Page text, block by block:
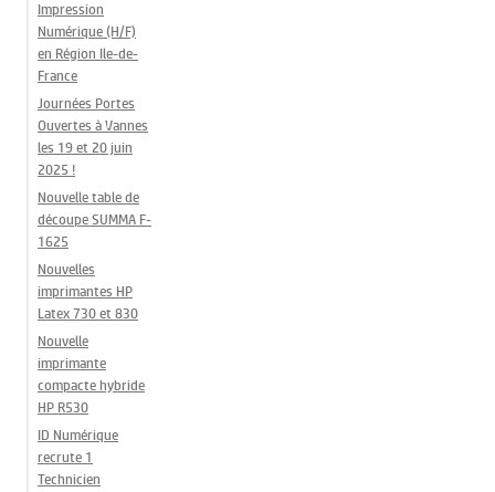
Impression
Numérique (H/F)
en Région Ile-de-
France
Journées Portes
Ouvertes à Vannes
les 19 et 20 juin
2025 !
Nouvelle table de
découpe SUMMA F-
1625
Nouvelles
imprimantes HP
Latex 730 et 830
Nouvelle
imprimante
compacte hybride
HP R530
ID Numérique
recrute 1
Technicien